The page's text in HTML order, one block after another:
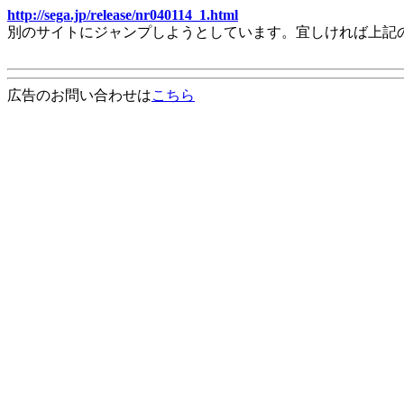
http://sega.jp/release/nr040114_1.html
別のサイトにジャンプしようとしています。宜しければ上
広告のお問い合わせはこちら